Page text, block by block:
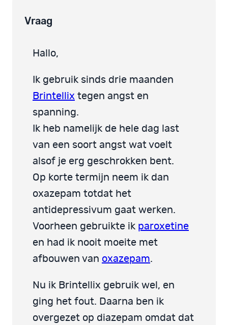
Vraag
Hallo,
Ik gebruik sinds drie maanden
Brintellix tegen angst en
spanning.
Ik heb namelijk de hele dag last
van een soort angst wat voelt
alsof je erg geschrokken bent.
Op korte termijn neem ik dan
oxazepam totdat het
antidepressivum gaat werken.
Voorheen gebruikte ik paroxetine
en had ik nooit moeite met
afbouwen van oxazepam.
Nu ik Brintellix gebruik wel, en
ging het fout. Daarna ben ik
overgezet op diazepam omdat dat